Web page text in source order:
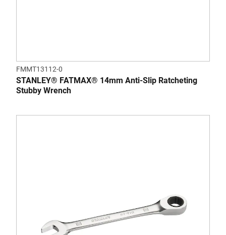
FMMT13112-0
STANLEY® FATMAX® 14mm Anti-Slip Ratcheting
Stubby Wrench